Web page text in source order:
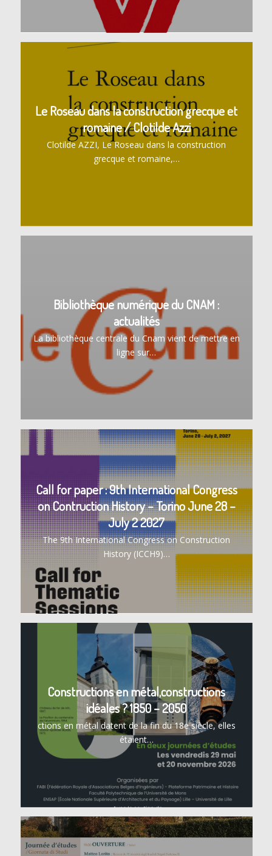
Le Roseau dans la construction grecque et
romaine / Clotilde Azzi
Clotilde AZZI, Le Roseau dans la construction
grecque et romaine,…
Bibliothèque numérique du CNAM :
actualités
La bibliothèque centrale du Cnam vient de mettre en
ligne sur…
Call for paper : 9th International Congress
on Contruction History – Torino June 28 –
July 2 2027
The 9th International Congress on Construction
History (ICCH9)…
Constructions en métal,constructions
idéales ? 1850 – 2050
ctions en métal datent de la fin du 18e siècle, elles
étaient…